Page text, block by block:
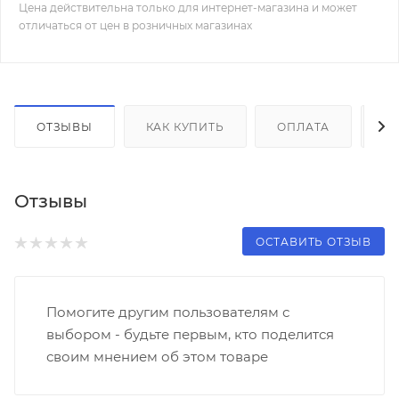
Цена действительна только для интернет-магазина и может
отличаться от цен в розничных магазинах
ОТЗЫВЫ КАК КУПИТЬ ОПЛАТА
Отзывы
ОСТАВИТЬ ОТЗЫВ
Помогите другим пользователям с
выбором - будьте первым, кто поделится
своим мнением об этом товаре